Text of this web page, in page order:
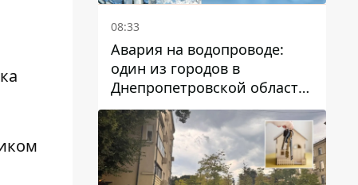
08:33
Авария на водопроводе:
один из городов в
Днепропетровской области
остался без воды